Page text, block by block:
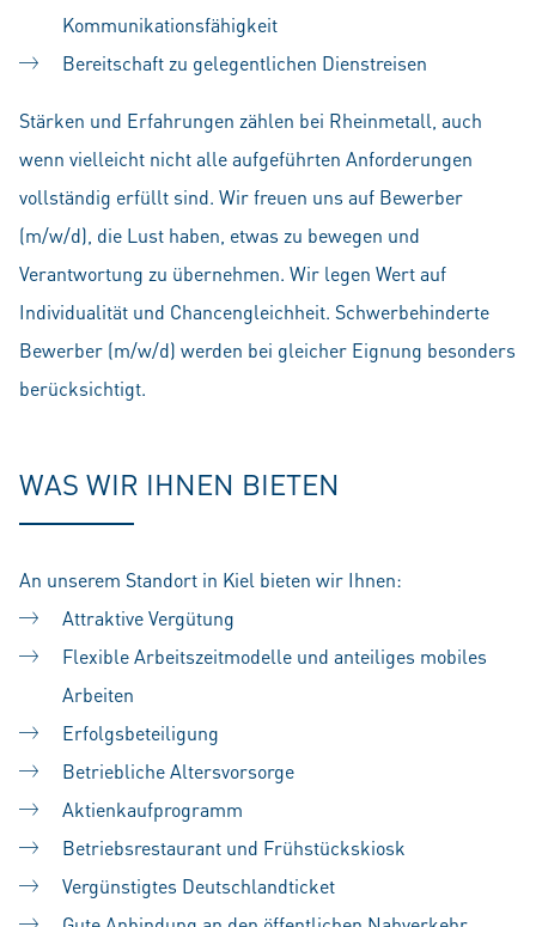
Kommunikationsfähigkeit
Bereitschaft zu gelegentlichen Dienstreisen
Stärken und Erfahrungen zählen bei Rheinmetall, auch
wenn vielleicht nicht alle aufgeführten Anforderungen
vollständig erfüllt sind. Wir freuen uns auf Bewerber
(m/w/d), die Lust haben, etwas zu bewegen und
Verantwortung zu übernehmen. Wir legen Wert auf
Individualität und Chancengleichheit. Schwerbehinderte
Bewerber (m/w/d) werden bei gleicher Eignung besonders
berücksichtigt.
WAS WIR IHNEN BIETEN
An unserem Standort in Kiel bieten wir Ihnen:
Attraktive Vergütung
Flexible Arbeitszeitmodelle und anteiliges mobiles
Arbeiten
Erfolgsbeteiligung
Betriebliche Altersvorsorge
Aktienkaufprogramm
Betriebsrestaurant und Frühstückskiosk
Vergünstigtes Deutschlandticket